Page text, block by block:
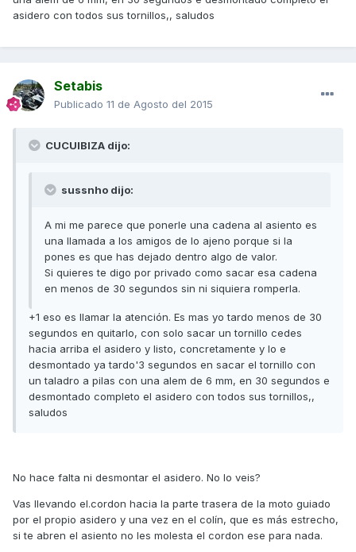
asidero con todos sus tornillos,, saludos
Setabis
Publicado 11 de Agosto del 2015
CUCUIBIZA dijo:
sussnho dijo:
A mi me parece que ponerle una cadena al asiento es
una llamada a los amigos de lo ajeno porque si la
pones es que has dejado dentro algo de valor.
Si quieres te digo por privado como sacar esa cadena
en menos de 30 segundos sin ni siquiera romperla.
+1 eso es llamar la atención. Es mas yo tardo menos de 30
segundos en quitarlo, con solo sacar un tornillo cedes
hacia arriba el asidero y listo, concretamente y lo e
desmontado ya tardo'3 segundos en sacar el tornillo con
un taladro a pilas con una alem de 6 mm, en 30 segundos e
desmontado completo el asidero con todos sus tornillos,,
saludos
No hace falta ni desmontar el asidero. No lo veis?
Vas llevando el.cordon hacia la parte trasera de la moto guiado
por el propio asidero y una vez en el colín, que es más estrecho,
si te abren el asiento no les molesta el cordon ese para nada.